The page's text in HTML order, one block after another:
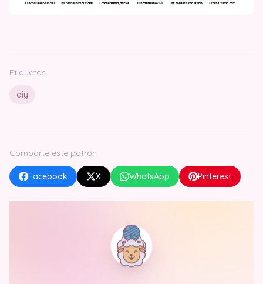
Etiquetas
diy
Comparte este patrón
Facebook X WhatsApp Pinterest